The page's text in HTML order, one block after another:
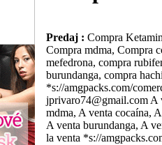
Predaj : Compra
Compra mdma, Compra
mefedrona, compra
burundanga, compra
*s://amgpacks.com/
jprivaro74@gmail.com A
mdma, A venta cocaína,
A venta burundanga, A
la venta *s://